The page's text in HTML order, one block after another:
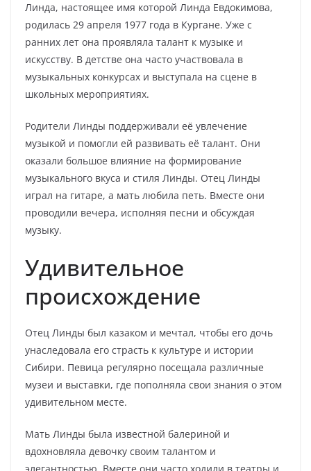
Линда, настоящее имя которой Линда Евдокимова,
родилась 29 апреля 1977 года в Кургане. Уже с
ранних лет она проявляла талант к музыке и
искусству. В детстве она часто участвовала в
музыкальных конкурсах и выступала на сцене в
школьных мероприятиях.
Родители Линды поддерживали её увлечение
музыкой и помогли ей развивать её талант. Они
оказали большое влияние на формирование
музыкального вкуса и стиля Линды. Отец Линды
играл на гитаре, а мать любила петь. Вместе они
проводили вечера, исполняя песни и обсуждая
музыку.
Удивительное
происхождение
Отец Линды был казаком и мечтал, чтобы его дочь
унаследовала его страсть к культуре и истории
Сибири. Певица регулярно посещала различные
музеи и выставки, где пополняла свои знания о этом
удивительном месте.
Мать Линды была известной балериной и
вдохновляла девочку своим талантом и